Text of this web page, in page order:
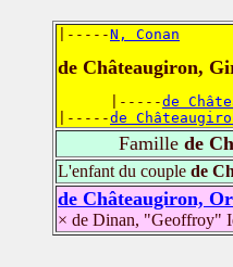
|-----N, Conan
de Châteaugiron,
      |-----
de
|-----de
Famillede
L'enfant du couple de
de Châteaugiron,
× de Dinan, "Geoffroy"